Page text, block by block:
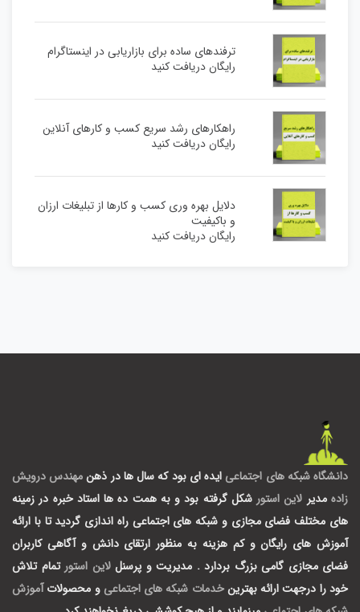
ترفندهای ساده برای بازاریابی در اینستاگرام
رایگان دریافت کنید
راهکارهای رشد سریع کسب و کارهای آنلاین
رایگان دریافت کنید
دلایل بهره وری کسب و کارها از تبلیغات ارزان
و باکیفیت
رایگان دریافت کنید
دانشگاه شبکه های اجتماعی ایده ای بود که سال ها در ذهنمهندس درویش
زاده مدیر لاین استور شکل گرفته بود و به همت ده ها استاد خبره در زمینه
های مختلف فضای مجازی و شبکه های اجتماعی راه اندازی گردید تا با ارائه
آموزش های رایگان و کم هزینه به منظور ارتقای دانش و آگاهی کاربران
فضای مجازی گامی بزرگ بردارد . مدیریت و پرسنللاین استور تمام تلاش
خود را درجهت ارائه بهترینخدمات شبکه های اجتماعی و محصولات آموزش